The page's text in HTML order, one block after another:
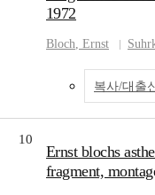
1972
Bloch, Ernst
복사/대출
10
Ernst blochs
fragment,